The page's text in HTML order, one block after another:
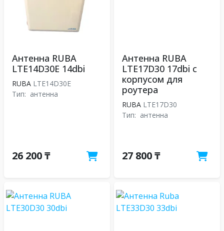
Антенна RUBA
LTE14D30E 14dbi
RUBA LTE14D30E
Тип: антенна
26 200 ₸
Антенна RUBA
LTE17D30 17dbi с
корпусом для
роутера
RUBA LTE17D30
Тип: антенна
27 800 ₸